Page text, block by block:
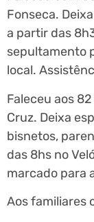
Fonseca.
a partir das
sepultamento
local.
Faleceu aos
Cruz. Deixa
bisnetos,
das 8hs no
marcado para
Aos familiares